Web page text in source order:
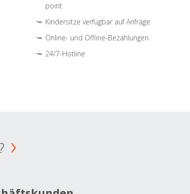
point
Kindersitze verfügbar auf Anfrage
Online- und Offline-Bezahlungen
24/7-Hotline